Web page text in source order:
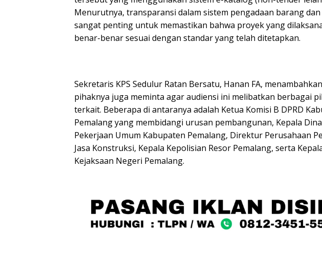
Menurutnya, transparansi dalam sistem pengadaan barang dan
sangat penting untuk memastikan bahwa proyek yang
benar-benar sesuai dengan standar yang telah ditetapkan.
Sekretaris KPS Sedulur Ratan Bersatu, Hanan FA,
pihaknya juga meminta agar audiensi ini melibatkan berbagai
terkait. Beberapa di antaranya adalah Ketua Komisi B DPRD
Pemalang yang membidangi urusan pembangunan, Kepala
Pekerjaan Umum Kabupaten Pemalang, Direktur Perusahaan
Jasa Konstruksi, Kepala Kepolisian Resor Pemalang, serta
Kejaksaan Negeri Pemalang.